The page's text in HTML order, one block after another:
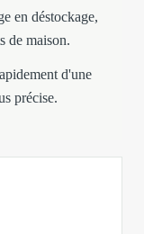
en déstockage,
de maison.
d'une
précise.